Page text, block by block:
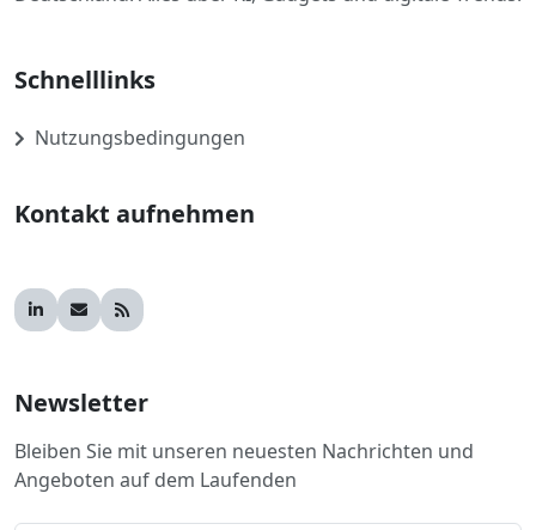
Schnelllinks
Nutzungsbedingungen
Kontakt aufnehmen
Newsletter
Bleiben Sie mit unseren neuesten Nachrichten und
Angeboten auf dem Laufenden